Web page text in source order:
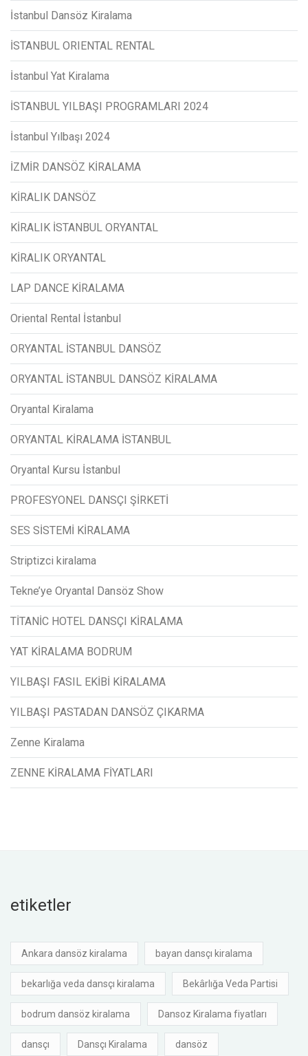
İstanbul Dansöz Kiralama
İSTANBUL ORIENTAL RENTAL
İstanbul Yat Kiralama
İSTANBUL YILBAŞI PROGRAMLARI 2024
İstanbul Yılbaşı 2024
İZMİR DANSÖZ KİRALAMA
KİRALIK DANSÖZ
KİRALIK İSTANBUL ORYANTAL
KİRALIK ORYANTAL
LAP DANCE KİRALAMA
Oriental Rental İstanbul
ORYANTAL İSTANBUL DANSÖZ
ORYANTAL İSTANBUL DANSÖZ KİRALAMA
Oryantal Kiralama
ORYANTAL KİRALAMA İSTANBUL
Oryantal Kursu İstanbul
PROFESYONEL DANSÇI ŞİRKETİ
SES SİSTEMİ KİRALAMA
Striptizci kiralama
Tekne’ye Oryantal Dansöz Show
TİTANİC HOTEL DANSÇI KİRALAMA
YAT KİRALAMA BODRUM
YILBAŞI FASIL EKİBİ KİRALAMA
YILBAŞI PASTADAN DANSÖZ ÇIKARMA
Zenne Kiralama
ZENNE KİRALAMA FİYATLARI
etiketler
Ankara dansöz kiralama bayan dansçı kiralama
bekarlığa veda dansçı kiralama Bekârlığa Veda Partisi
bodrum dansöz kiralama Dansoz Kiralama fiyatları
dansçı Dansçı Kiralama dansöz